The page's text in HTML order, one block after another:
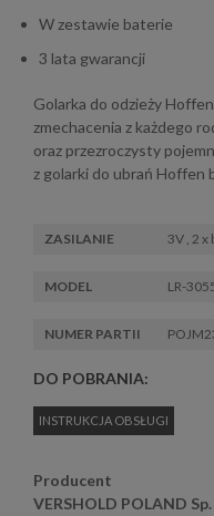
W zestawie baterie
3 lata gwarancji
Golarka do odzieży
zmechacenia z każdego
oraz przezroczysty
z golarki do ubrań Hoffen
ZASILANIE 3V , 2 x
MODEL LR-
NUMER PARTII
DO POBRANIA:
INSTRUKCJA OBSŁUGI
Producent
VERSHOLD POLAND